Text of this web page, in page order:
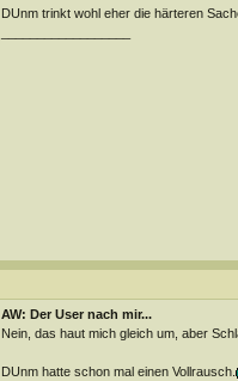
DUnm trinkt wohl eher die härteren
AW: Der User nach mir...
Nein, das haut mich gleich um, aber
DUnm hatte schon mal einen Vollrausch.